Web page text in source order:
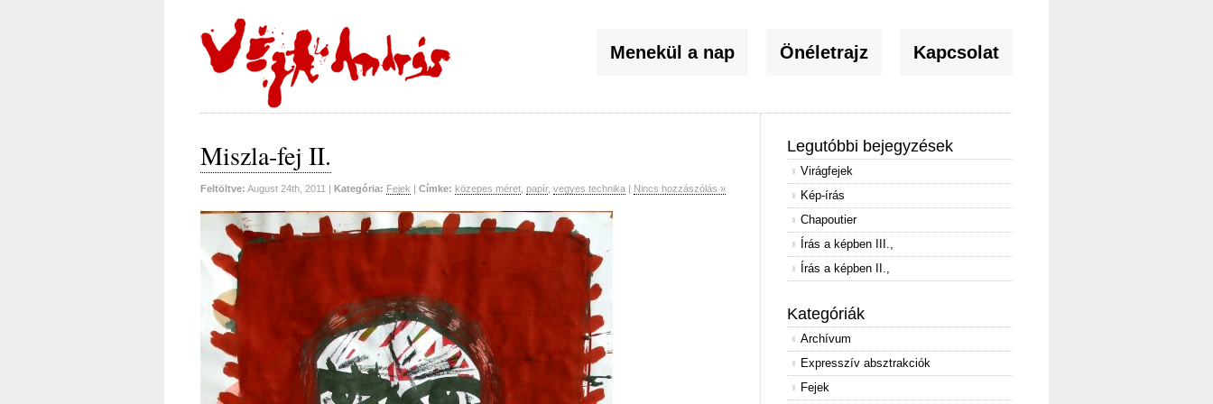
Menekül a nap Önéletrajz Kapcsolat
Miszla-fej II.
Feltöltve: August 24th, 2011 | Kategória: Fejek | Címke: közepes méret papír, vegyes technika | Nincs hozzászólás »
Legutóbbi bejegyzések
Virágfejek
Kép-írás
Chapoutier
Írás a képben III.,
Írás a képben II.,
Kategóriák
Archívum
Expresszív absztrakciók
Fejek